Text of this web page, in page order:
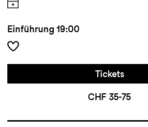
Einführung 19:00
Tickets
CHF 35-75